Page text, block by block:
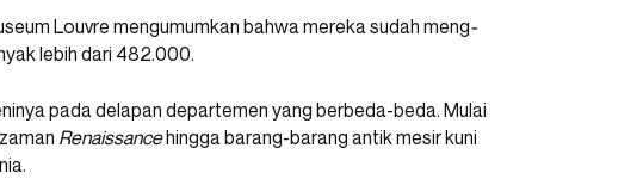
Louvre mengumumkan bahwa mereka sudah meng-
lebih dari 482.000.
pada delapan departemen yang berbeda-beda. Mulai
Renaissancehingga barang-barang antik mesir kuni